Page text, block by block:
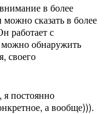
в более
сказать в более
работает с
обнаружить
своего
я постоянно
а вообще))).